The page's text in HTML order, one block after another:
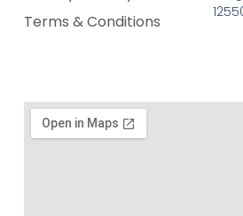
Terms & Conditions